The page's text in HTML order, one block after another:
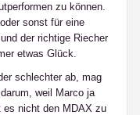
zu können.
sonst für eine
der richtige Riecher
etwas Glück.
schlechter ab, mag
weil Marco ja
nicht den MDAX zu